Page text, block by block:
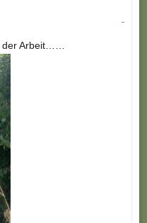
der Arbeit……